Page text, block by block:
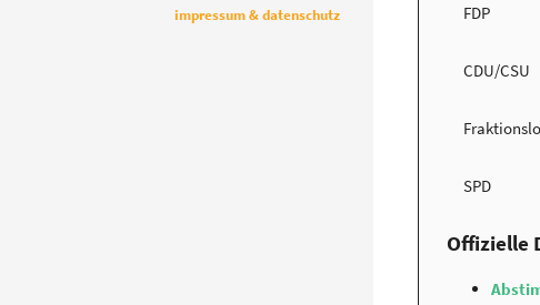
impressum & datenschutz
FDP
CDU/CSU
SPD
Offizielle